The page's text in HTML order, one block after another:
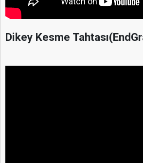
Dikey Kesme